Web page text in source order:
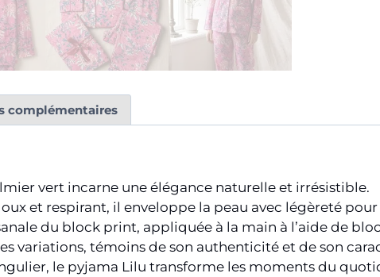
complémentaires
vert incarne une élégance naturelle et irrésistible.
et respirant, il enveloppe la peau avec légèreté
du block print, appliquée à la main à l’aide de
variations, témoins de son authenticité et de son
le pyjama Lilu transforme les moments du